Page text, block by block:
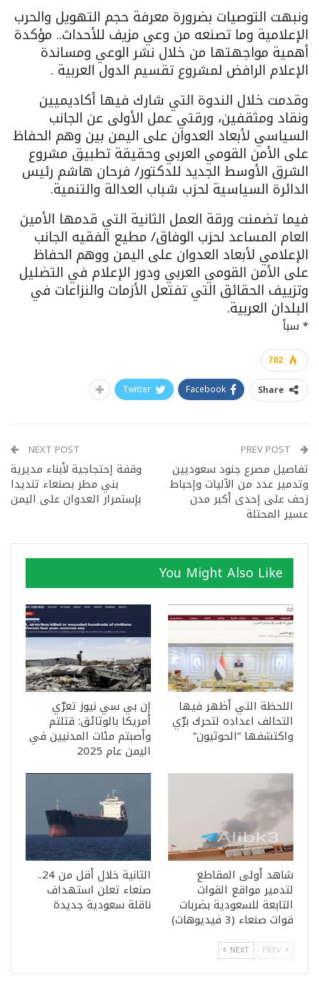
ونبهت التوصيات بضرورة معرفة حجم التهويل والحرب
الإعلامية وما تصنعه من وعي مزيف للأحداث.. مؤكدة
أهمية مواجهتها من خلال نشر الوعي ومساندة
الإعلام الرافض لمشروع تقسيم الدول العربية .
وقدمت خلال الندوة التي شارك فيها أكاديميين
ونقاد ومثقفين، ورقتي عمل الأولى عن الجانب
السياسي لأبعاد العدوان على اليمن بين وهم الحفاظ
على الأمن القومي العربي وحقيقة تطبيق مشروع
الشرق الأوسط الجديد للدكتور/ فرحان هاشم رئيس
الدائرة السياسية لحزب شباب العدالة والتنمية.
فيما تضمنت ورقة العمل الثانية التي قدمها الأمين
العام المساعد لحزب الوفاق/ مطيع الفقيه الجانب
الإعلامي لأبعاد العدوان على اليمن ووهم الحفاظ
على الأمن القومي العربي ودور الإعلام في التضليل
وتزييف الحقائق التي تفتعل الأزمات والنزاعات في
البلدان العربية.
* سبأ
782
Share
Facebook
Twitter
تفاصيل مصرع جنود سعوديين
وتدمير عدد من الآليات وإحباط
زحف على إحدى أكبر مدن
عسير المحتلة
NEXT POST
وقفة إحتجاجية لأبناء مديرية
بني مطر بصنعاء تنديدا
بإستمرار العدوان على اليمن
You Might Also Like
اللحظة التي أظهر فيها
التحالف اعداده لتحرك برّي
واكتشفها “الحوثيون”
إن بي سي نيوز تعرّي
أمريكا بالوثائق: قتلتم
وأصبتم مئات المدنيين في
اليمن عام 2025
شاهد أولى المقاطع
لتدمير مواقع القوات
التابعة للسعودية بضربات
قوات صنعاء (3 فيديوهات)
الثانية خلال أقل من 24..
صنعاء تعلن استهداف
ناقلة سعودية جديدة
NEXT